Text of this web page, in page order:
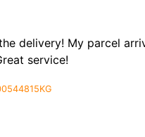
delivery! My parcel
service!